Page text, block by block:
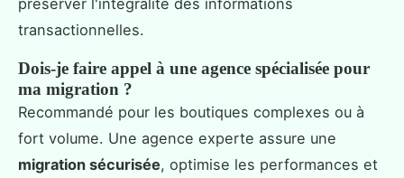
transactionnelles.
Dois-je faire appel à une agence spécialisée pour
ma migration ?
Recommandé pour les boutiques complexes ou à
fort volume. Une agence experte assure une
migration sécurisée, optimise les performances et